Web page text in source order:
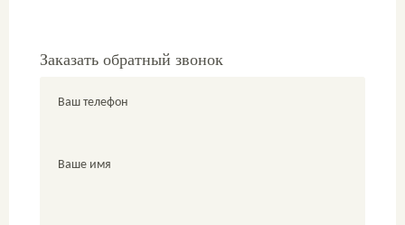
Заказать обратный звонок
Ваш телефон
Ваше имя